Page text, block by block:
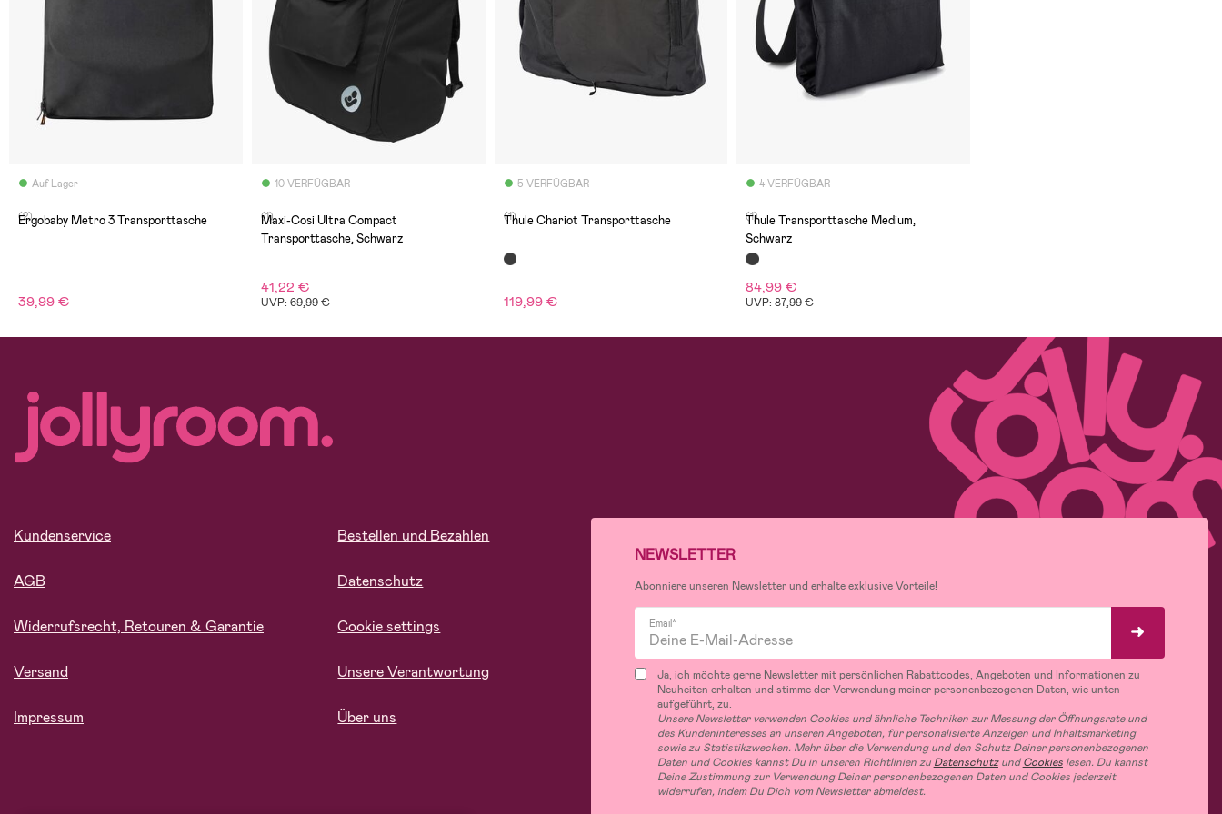
Auf Lager
(2)
Ergobaby Metro 3 Transporttasche
39,99 €
10 VERFÜGBAR
(1)
Maxi-Cosi Ultra Compact
Transporttasche, Schwarz
41,22 €
UVP: 69,99 €
5 VERFÜGBAR
(1)
Thule Chariot Transporttasche
119,99 €
4 VERFÜGBAR
(1)
Thule Transporttasche Medium,
Schwarz
84,99 €
UVP: 87,99 €
Kundenservice
AGB
Widerrufsrecht, Retouren & Garantie
Versand
Impressum
Bestellen und Bezahlen
Datenschutz
Cookie settings
Unsere Verantwortung
Über uns
NEWSLETTER
Abonniere unseren Newsletter und erhalte exklusive Vorteile!
Email*
Ja, ich möchte gerne Newsletter mit persönlichen Rabattcodes, Angeboten und Informationen zu
Neuheiten erhalten und stimme der Verwendung meiner personenbezogenen Daten, wie unten
aufgeführt, zu.
Unsere Newsletter verwenden Cookies und ähnliche Techniken zur Messung der Öffnungsrate und
des Kundeninteresses an unseren Angeboten, für personalisierte Anzeigen und Inhaltsmarketing
sowie zu Statistikzwecken. Mehr über die Verwendung und den Schutz Deiner personenbezogenen
Daten und Cookies kannst Du in unseren Richtlinien zu DatenschutzundCookieslesen. Du kannst
Deine Zustimmung zur Verwendung Deiner personenbezogenen Daten und Cookies jederzeit
widerrufen, indem Du Dich vom Newsletter abmeldest.